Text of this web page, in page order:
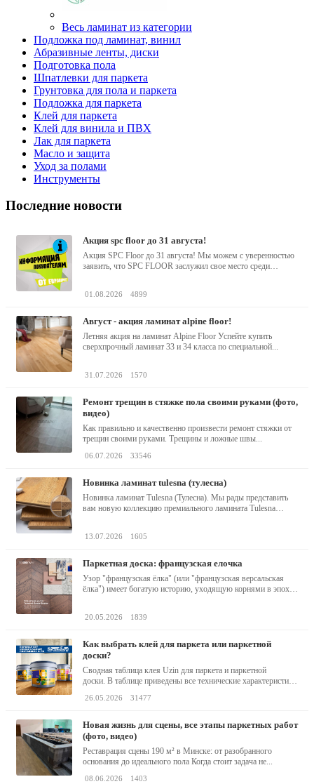
Весь ламинат из категории
Подложка под ламинат, винил
Абразивные ленты, диски
Подготовка пола
Шпатлевки для паркета
Грунтовка для пола и паркета
Подложка для паркета
Клей для паркета
Клей для винила и ПВХ
Лак для паркета
Масло и защита
Уход за полами
Инструменты
Последние новости
акция spc floor до 31 августа!
Акция SPC Floor до 31 августа! Мы можем с уверенностью
заявить, что SPC FLOOR заслужил свое место среди
01.08.2026 4899
август - акция ламинат alpine floor!
Летняя акция на ламинат Alpine Floor Успейте купить
сверхпрочный ламинат 33 и 34 класса по специальной...
31.07.2026 1570
ремонт трещин в стяжке пола своими руками (фото,
видео)
Как правильно и качественно произвести ремонт стяжки от
трещин своими руками. Трещины и ложные швы...
06.07.2026 33546
новинка ламинат tulesna (тулесна)
Новинка ламинат Tulesna (Тулесна). Мы рады представить
вам новую коллекцию премиального ламината Tulesna
13.07.2026 1605
паркетная доска: французская елочка
Узор "французская ёлка" (или "французская версальская
ёлка") имеет богатую историю, уходящую корнями в эпоху
20.05.2026 1839
как выбрать клей для паркета или паркетной
доски?
Сводная таблица клея Uzin для паркета и паркетной
доски. В таблице приведены все технические характеристики
26.05.2026 31477
новая жизнь для сцены, все этапы паркетных работ
(фото, видео)
Реставрация сцены 190 м² в Минске: от разобранного
основания до идеального пола Когда стоит задача не...
08.06.2026 1403